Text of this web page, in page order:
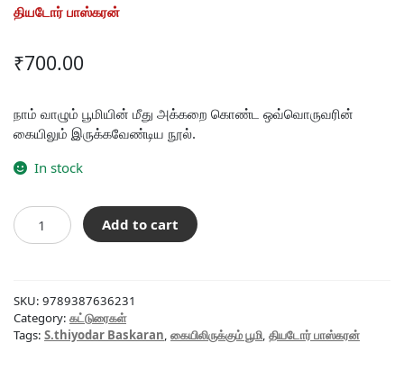
தியடோர் பாஸ்கரன்
₹700.00
நாம் வாழும் பூமியின் மீது அக்கறை கொண்ட ஒவ்வொருவரின்
கையிலும் இருக்கவேண்டிய நூல்.
In stock
கையிலிருக்கும்
பூமி
பதிப்பு
quantity
Add to cart
SKU: 9789387636231
Category: கட்டுரைகள்
Tags: S.thiyodar Baskaran, கையிலிருக்கும் பூமி, தியடோர் பாஸ்கரன்